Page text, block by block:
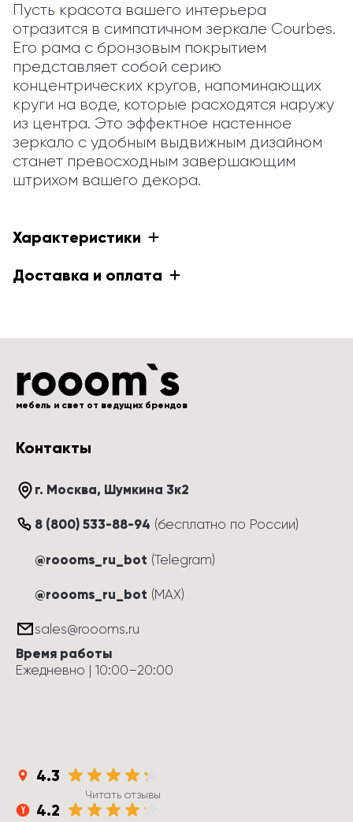
Пусть красота вашего интерьера
отразится в симпатичном зеркале Courbes.
Его рама с бронзовым покрытием
представляет собой серию
концентрических кругов, напоминающих
круги на воде, которые расходятся наружу
из центра. Это эффектное настенное
зеркало с удобным выдвижным дизайном
станет превосходным завершающим
штрихом вашего декора.
Характеристики
Доставка и оплата
мебель и свет от ведущих брендов
Контакты
г. Москва, Шумкина 3к2
8 (800) 533-88-94 (бесплатно по России)
@roooms_ru_bot (Telegram)
@roooms_ru_bot (MAX)
sales@roooms.ru
Время работы
Ежедневно | 10:00–20:00
4.3
Читать отзывы
4.2